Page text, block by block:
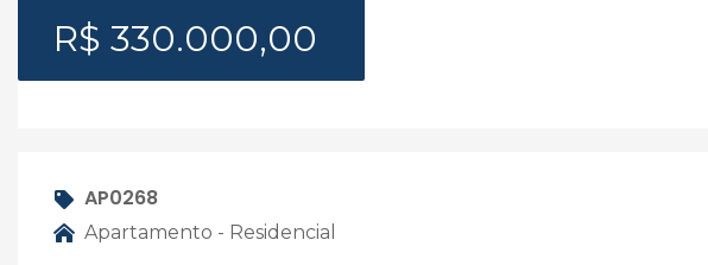
R$ 330.000,00
AP0268
Apartamento - Residencial